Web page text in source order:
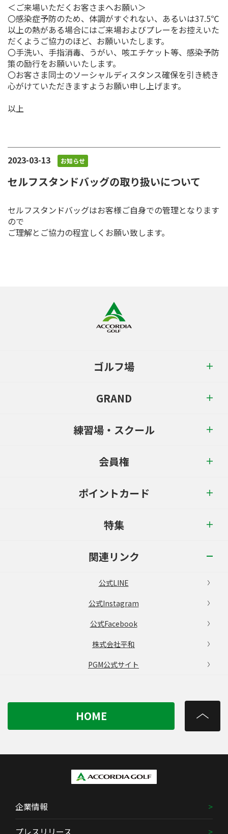
＜ご来場いただくお客さまへお願い＞
〇感染症予防のため、体調がすぐれない、あるいは37.5℃
以上の熱がある場合にはご来場およびプレーをお控えいた
だくようご協力のほど、お願いいたします。
〇手洗い、手指消毒、うがい、咳エチケット等、感染予防
策の励行をお願いいたします。
〇お客さま同士のソーシャルディスタンス確保を引き続き
心がけていただきますようお願い申し上げます。
以上
2023-03-13 お知らせ
セルフスタンドバッグの取り扱いについて
セルフスタンドバッグはお客様ご自身での管理となります
ので
ご理解とご協力の程宜しくお願い致します。
ゴルフ場
GRAND
練習場・スクール
会員権
ポイントカード
特集
関連リンク
公式LINE
公式Instagram
公式Facebook
株式会社平和
PGM公式サイト
HOME
企業情報
プレスリリース